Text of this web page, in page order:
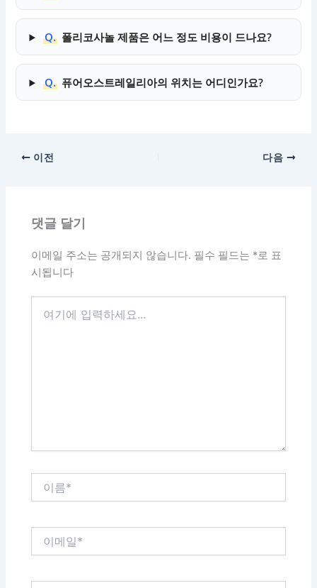
Q. 폴리코사놀 제품은 어느 정도 비용이 드나요?
Q. 퓨어오스트레일리아의 위치는 어디인가요?
이전 다음
댓글 달기
이메일 주소는 공개되지 않습니다. 필수 필드는 *로 표
시됩니다